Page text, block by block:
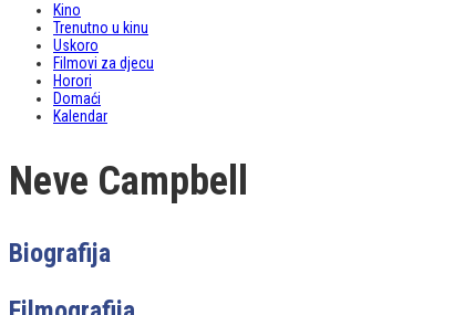
Kino
Trenutno u kinu
Uskoro
Filmovi za djecu
Horori
Domaći
Kalendar
Neve Campbell
Biografija